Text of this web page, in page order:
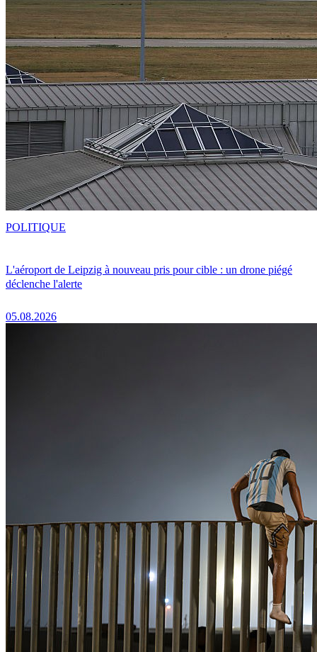
L'aéroport de Leipzig à nouveau pris pour cible : un drone piégé
déclenche l'alerte
05.08.2026
POLITIQUE